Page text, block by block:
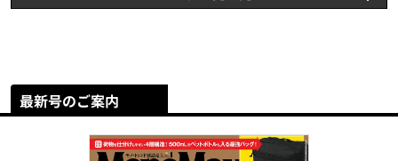
最新号のご案内